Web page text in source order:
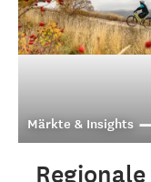
ihren Beitrag zum
der
Natur und Kultur
Märkte & Insights